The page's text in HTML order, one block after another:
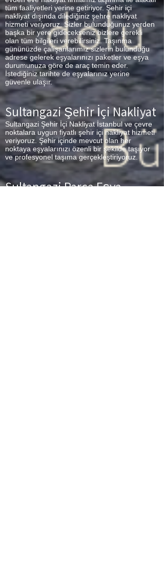
tüm faaliyetleri yerine getiriyor. Şehir içi
nakliyat dışında dilediğiniz şehre nakliyat
hizmeti veriyoruz. Sizler bulunduğunuz yerden
başka bir yere gidecekseniz bizlere gerekli
olan tüm bilgileri verebilirsiniz. Taşınma
gününüzde çalışanlarımız sizlerin bulunduğu
adrese gelerek eşyalarınızı paketler ve eşya
durumunuza göre de araç temin eder.
İstediğiniz tarihte de eşyalarınız yerine
güvenle ulaşır.
Sultangazi Şehir İçi Nakliyat
Sultangazi Şehir İçi Nakliyat İstanbul ve çevre
noktalara uygun fiyatlı şehir içi nakliyat hizmeti
veriyoruz. Şehir içinde mevcut olan her
noktaya eşyalarınızı özenli bir şekilde taşıyor
ve profesyonel taşıma gerçekleştiriyoruz.
Sultangazi Parça Eşya